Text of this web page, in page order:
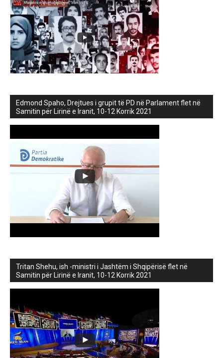
Edmond Spaho, Drejtues i grupit të PD në Parlament flet në
Samitin për Lirinë e Iranit, 10-12 Korrik 2021
Tritan Shehu, ish -ministri i Jashtëm i Shqipërisë flet në
Samitin për Lirinë e Iranit, 10-12 Korrik 2021